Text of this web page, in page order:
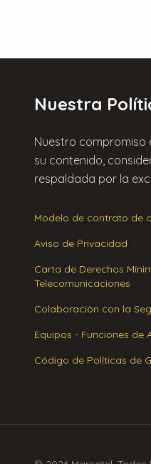
Nuestra
Nuestro compromiso
su contenido,
respaldada por la
Modelo de contrato de
Aviso de Privacidad
Carta de Derechos
Telecomunicaciones
Colaboración con la
Equipos - Funciones de
Código de Políticas de